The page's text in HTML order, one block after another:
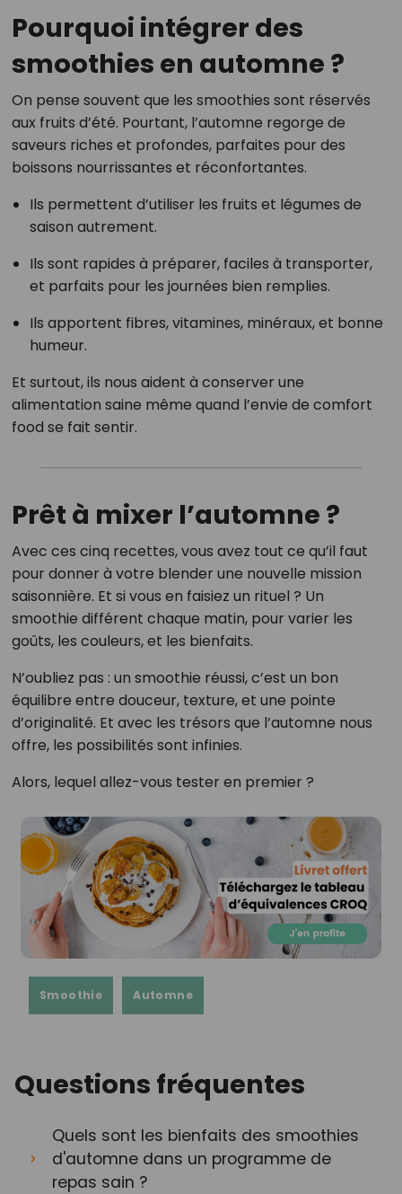
Pourquoi intégrer des
smoothies en automne ?
On pense souvent que les smoothies sont réservés
aux fruits d’été. Pourtant, l’automne regorge de
saveurs riches et profondes, parfaites pour des
boissons nourrissantes et réconfortantes.
Ils permettent d’utiliser les fruits et légumes de
saison autrement.
Ils sont rapides à préparer, faciles à transporter,
et parfaits pour les journées bien remplies.
Ils apportent fibres, vitamines, minéraux, et bonne
humeur.
Et surtout, ils nous aident à conserver une
alimentation saine même quand l’envie de comfort
food se fait sentir.
Prêt à mixer l’automne ?
Avec ces cinq recettes, vous avez tout ce qu’il faut
pour donner à votre blender une nouvelle mission
saisonnière. Et si vous en faisiez un rituel ? Un
smoothie différent chaque matin, pour varier les
goûts, les couleurs, et les bienfaits.
N’oubliez pas : un smoothie réussi, c’est un bon
équilibre entre douceur, texture, et une pointe
d’originalité. Et avec les trésors que l’automne nous
offre, les possibilités sont infinies.
Alors, lequel allez-vous tester en premier ?
Smoothie Automne
Questions fréquentes
Quels sont les bienfaits des smoothies
d'automne dans un programme de
repas sain ?